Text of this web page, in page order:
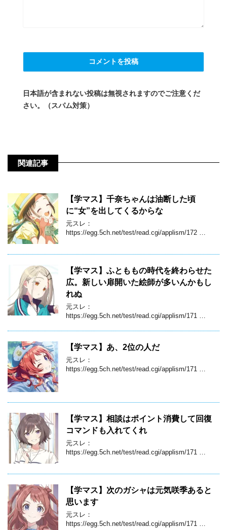
日本語が含まれない投稿は無視されますのでご注意くだ
さい。（スパム対策）
関連記事
【学マス】千奈ちゃんは油断した頃
に“女”を出してくるからな
元スレ：
https://egg.5ch.net/test/read.cgi/applism/172 …
【学マス】ふとももの時代を終わらせた
広。新しい扉開いた絵師が多いんかもし
れぬ
元スレ：
https://egg.5ch.net/test/read.cgi/applism/171 …
【学マス】あ、2位の人だ
元スレ：
https://egg.5ch.net/test/read.cgi/applism/171 …
【学マス】相談はポイント消費して回復
コマンドも入れてくれ
元スレ：
https://egg.5ch.net/test/read.cgi/applism/171 …
【学マス】次のガシャは元気咲季あると
思います
元スレ：
https://egg.5ch.net/test/read.cgi/applism/171 …